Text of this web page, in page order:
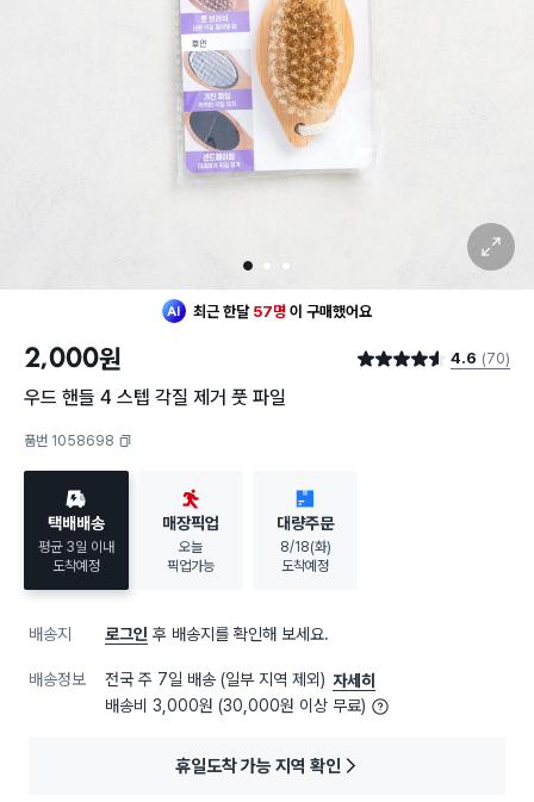
1 2 3
확대 보기
최근 한달 57명 이 구매했어요
2,000원 별점 4.6점 4.6 (70)
우드 핸들 4 스텝 각질 제거 풋 파일
품번 1058698
택배배송
평균 3일 이내
도착예정
매장픽업
오늘
픽업가능
대량주문
8/18(화)
도착예정
배송지 로그인 후 배송지를 확인해 보세요.
배송정보 전국 주 7일 배송 (일부 지역 제외) 자세히
배송비 3,000원 (30,000원 이상 무료)
휴일도착 가능 지역 확인